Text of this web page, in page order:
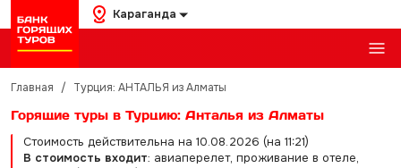
Караганда
Главная / Турция: АНТАЛЬЯ из Алматы
Горящие туры в Турцию: Анталья из Алматы
Стоимость действительна на 10.08.2026 (на 11:21)
В стоимость входит: авиаперелет, проживание в отеле,